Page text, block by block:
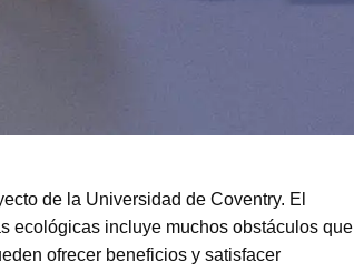
de la Universidad de Coventry. El
ecológicas incluye muchos obstáculos que
ofrecer beneficios y satisfacer